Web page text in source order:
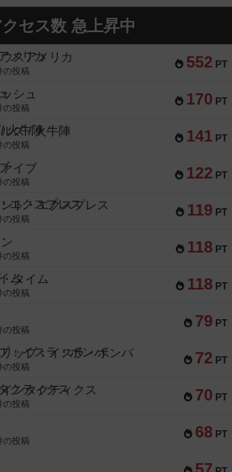
クセス数 急上昇中
552 PT
スアメリカ
の投稿
170 PT
シュ
の投稿
141 PT
ズ / 火牛陣
の投稿
122 PT
イブ
の投稿
119 PT
ト・エクスプレス
の投稿
118 PT
の投稿
118 PT
タイム
の投稿
79 PT
の投稿
72 PT
ップ：イスラ・ボンバ
の投稿
70 PT
ンタクティクス
の投稿
68 PT
の投稿